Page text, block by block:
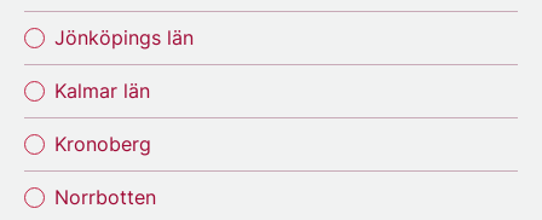
Jönköpings län
Kalmar län
Kronoberg
Norrbotten